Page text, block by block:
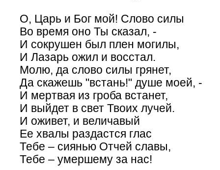
О, Царь и Бог мой! Слово силы
Во время оно Ты сказал, -
И сокрушен был плен могилы,
И Лазарь ожил и восстал.
Молю, да слово силы грянет,
Да скажешь "встань!" душе моей, -
И мертвая из гроба встанет,
И выйдет в свет Твоих лучей.
И оживет, и величавый
Ее хвалы раздастся глас
Тебе – сиянью Отчей славы,
Тебе – умершему за нас!